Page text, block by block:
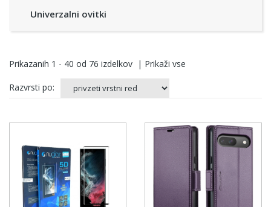
Univerzalni ovitki
Prikazanih 1 - 40 od 76 izdelkov | Prikaži vse
Razvrsti po: